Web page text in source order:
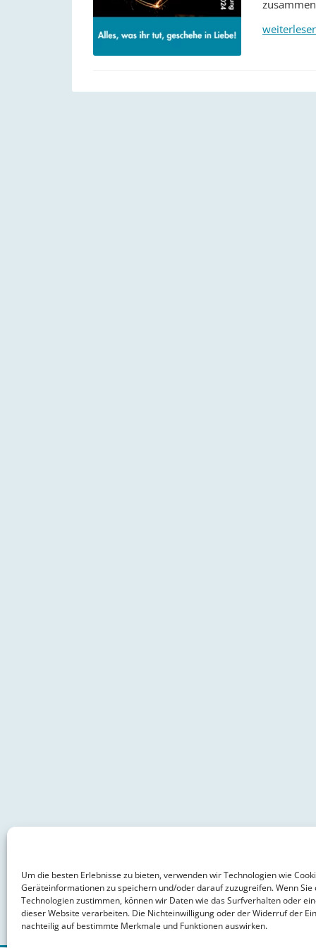
Um die besten Erlebnisse zu bieten, verwenden wir Technologien wie
Geräteinformationen zu speichern und/oder darauf zuzugreifen. Wenn Sie
Technologien zustimmen, können wir Daten wie das Surfverhalten oder
dieser Website verarbeiten. Die Nichteinwilligung oder der Widerruf der
nachteilig auf bestimmte Merkmale und Funktionen auswirken.